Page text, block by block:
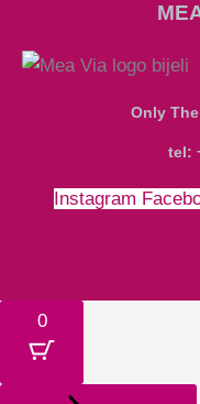
Only
tel:
Instagram
0